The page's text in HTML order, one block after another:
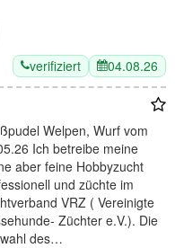
verifiziert 04.08.26
Welpen, Wurf vom
Ich betreibe meine
aber feine Hobbyzucht
und züchte im
VRZ ( Vereinigte
Züchter e.V.). Die
des…